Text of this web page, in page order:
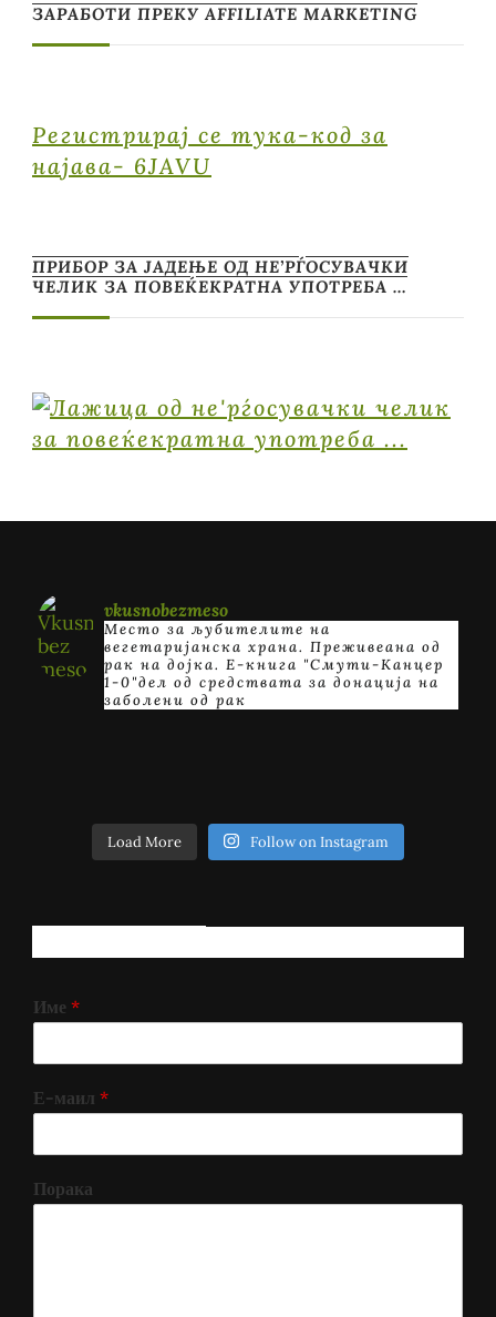
ЗАРАБОТИ ПРЕКУ AFFILIATE MARKETING
Регистрирај се тука-код за
најава- 6JAVU
ПРИБОР ЗА ЈАДЕЊЕ ОД НЕ’РЃОСУВАЧКИ
ЧЕЛИК ЗА ПОВЕЌЕКРАТНА УПОТРЕБА …
vkusnobezmeso
Место за љубителите на
вегетаријанска храна. Преживеана од
рак на дојка. E-книга "Смути-Канцер
1-0"дел од средствата за донација на
заболени од рак
Load More Follow on Instagram
Име *
Е-маил *
Порака